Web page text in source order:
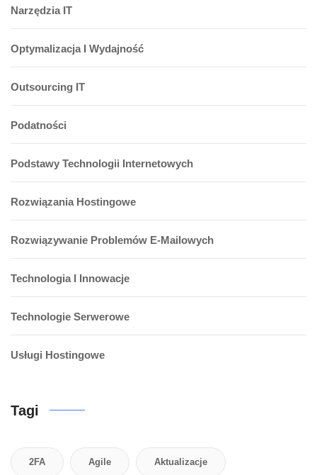
Narzędzia IT
Optymalizacja I Wydajność
Outsourcing IT
Podatności
Podstawy Technologii Internetowych
Rozwiązania Hostingowe
Rozwiązywanie Problemów E-Mailowych
Technologia I Innowacje
Technologie Serwerowe
Usługi Hostingowe
Tagi
2FA Agile Aktualizacje